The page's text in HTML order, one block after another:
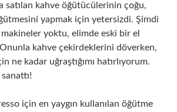
satılan kahve öğütücülerinin çoğu,
yapmak için yetersizdi. Şimdi
yoktu, elimde eski bir el
kahve çekirdeklerini döverken,
ne kadar uğraştığımı hatırlıyorum.
için en yaygın kullanılan öğütme